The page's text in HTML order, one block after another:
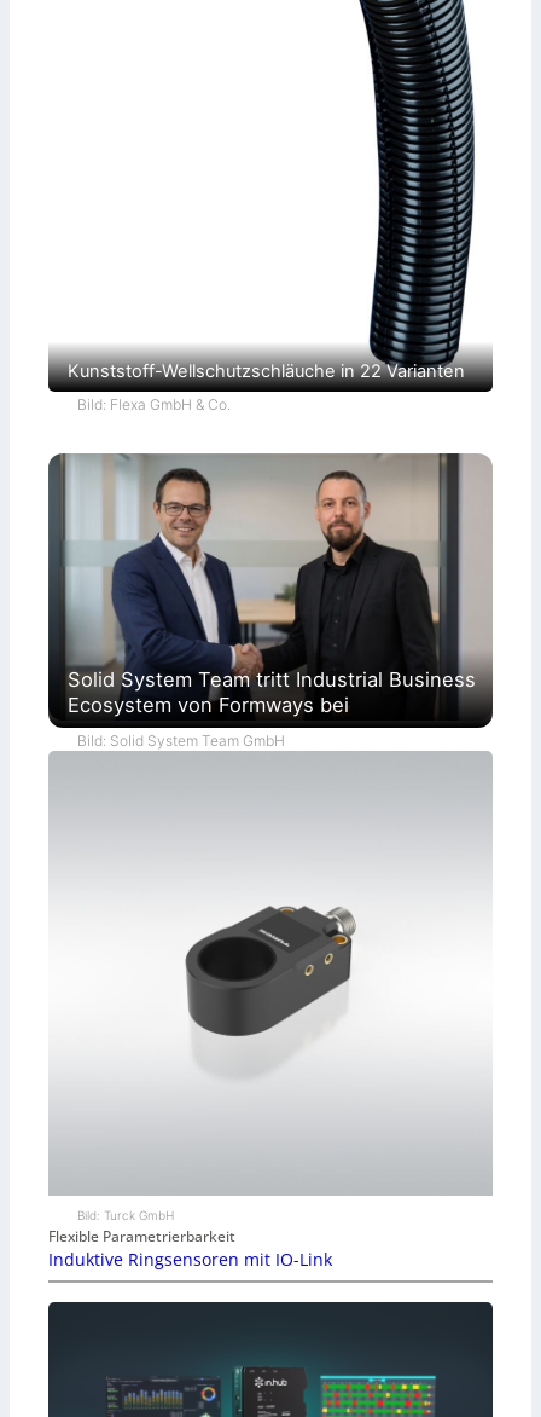
Kunststoff-Wellschutzschläuche in 22 Varianten
Bild: Flexa GmbH & Co.
Solid System Team tritt Industrial Business
Ecosystem von Formways bei
Bild: Solid System Team GmbH
Bild: Turck GmbH
Flexible Parametrierbarkeit
Induktive Ringsensoren mit IO-Link